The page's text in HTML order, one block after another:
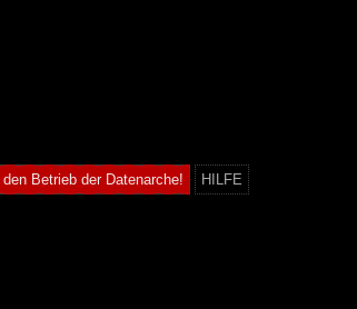
Betrieb der Datenarche! HILFE